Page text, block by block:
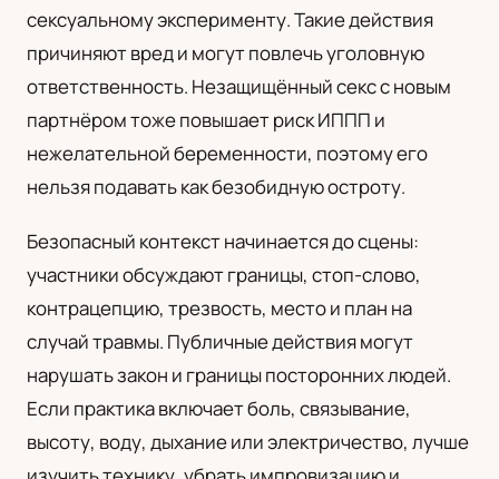
сексуальному эксперименту. Такие действия
причиняют вред и могут повлечь уголовную
ответственность. Незащищённый секс с новым
партнёром тоже повышает риск ИППП и
нежелательной беременности, поэтому его
нельзя подавать как безобидную остроту.
Безопасный контекст начинается до сцены:
участники обсуждают границы, стоп-слово,
контрацепцию, трезвость, место и план на
случай травмы. Публичные действия могут
нарушать закон и границы посторонних людей.
Если практика включает боль, связывание,
высоту, воду, дыхание или электричество, лучше